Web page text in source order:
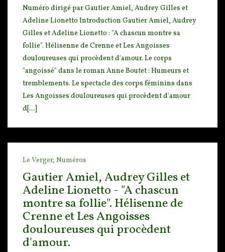
Numéro dirigé par Gautier Amiel, Audrey Gilles et
Adeline Lionetto Introduction Gautier Amiel, Audrey
Gilles et Adeline Lionetto : "A chascun montre sa
follie". Hélisenne de Crenne et Les Angoisses
douloureuses qui procèdent d'amour. Le corps
"angoissé" dans le roman Anne Boutet : Humeurs et
tremblements. Le spectacle des corps féminins dans
Les Angoisses douloureuses qui procèdent d'amour
d[...]
Le Verger, Numéros
Gautier Amiel, Audrey Gilles et
Adeline Lionetto - "A chascun
montre sa follie". Hélisenne de
Crenne et Les Angoisses
douloureuses qui procèdent
d'amour.